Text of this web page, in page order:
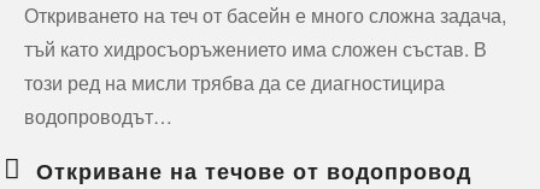
Откриването на теч от басейн е много сложна задача,
тъй като хидросъоръжението има сложен състав. В
този ред на мисли трябва да се диагностицира
водопроводът…
Откриване на течове от водопровод